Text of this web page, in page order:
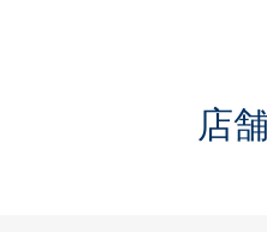
抗ウイル
LinkedIn店